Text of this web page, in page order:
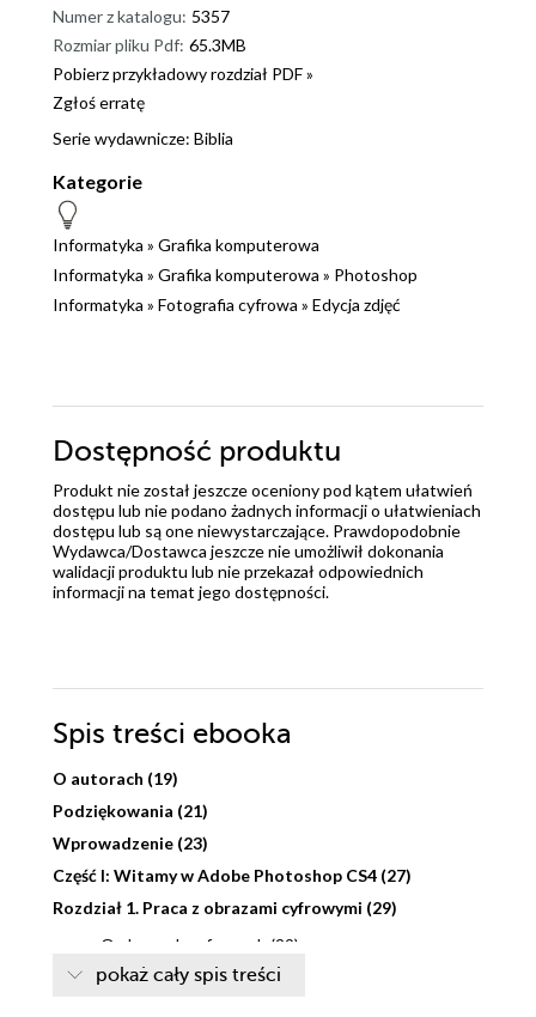
Numer z katalogu: 5357
Rozmiar pliku Pdf: 65.3MB
Pobierz przykładowy rozdział PDF »
Zgłoś erratę
Serie wydawnicze: Biblia
Kategorie
Informatyka » Grafika komputerowa
Informatyka » Grafika komputerowa » Photoshop
Informatyka » Fotografia cyfrowa » Edycja zdjęć
Dostępność produktu
Produkt nie został jeszcze oceniony pod kątem ułatwień
dostępu lub nie podano żadnych informacji o ułatwieniach
dostępu lub są one niewystarczające. Prawdopodobnie
Wydawca/Dostawca jeszcze nie umożliwił dokonania
walidacji produktu lub nie przekazał odpowiednich
informacji na temat jego dostępności.
Spis treści ebooka
O autorach (19)
Podziękowania (21)
Wprowadzenie (23)
Część I: Witamy w Adobe Photoshop CS4 (27)
Rozdział 1. Praca z obrazami cyfrowymi (29)
O obrazach cyfrowych (29)
Właściwości obrazów cyfrowych
pokaż cały spis treści